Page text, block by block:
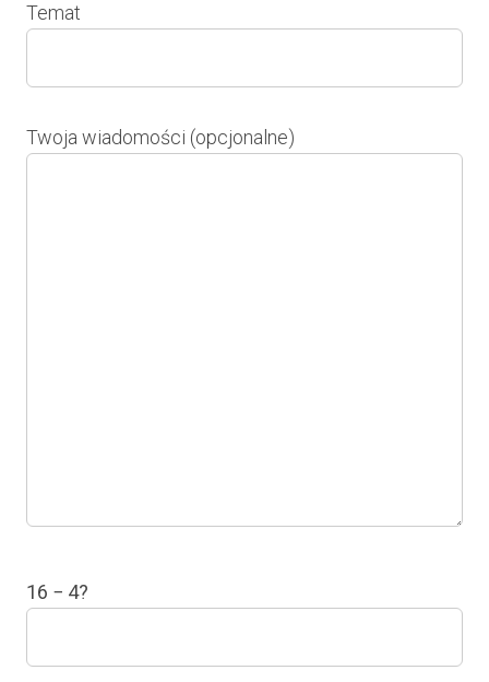
Temat
Twoja wiadomości (opcjonalne)
16 − 4?